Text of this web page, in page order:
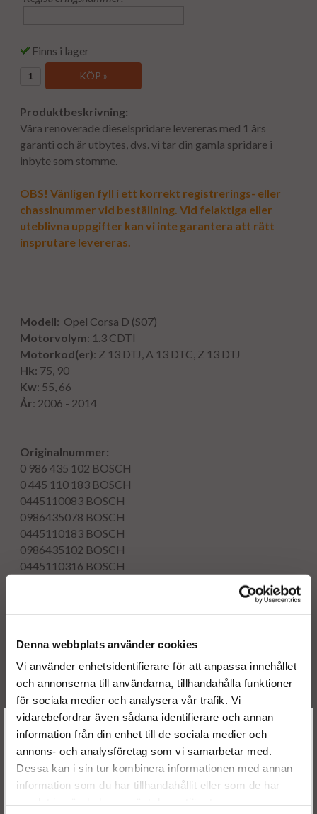
Denna webbplats använder cookies
Vi använder enhetsidentifierare för att anpassa innehållet
och annonserna till användarna, tillhandahålla funktioner
för sociala medier och analysera vår trafik. Vi
vidarebefordrar även sådana identifierare och annan
information från din enhet till de sociala medier och
annons- och analysföretag som vi samarbetar med.
Dessa kan i sin tur kombinera informationen med annan
information som du har tillhandahållit eller som de har
Finns i lager
KÖP »
Produktbeskrivning:
Våra renoverade dieselspridare levereras med 1 års
garanti och är utbytes, dvs. vi tar din gamla spridare i
inbyte som stomme.
OBS! Vänligen fyll i ett korrekt registrerings- eller
chassinummer vid beställning. Vid felaktiga eller
uteblivna uppgifter kan vi inte garantera att rätt
insprutare levereras.
Modell: Opel Corsa D (S07)
Motorvolym: 1.3 CDTI
Motorkod(er): Z 13 DTJ, A 13 DTC, Z 13 DTJ
Hk: 75, 90
Kw: 55, 66
År: 2006 - 2014
Originalnummer:
0 986 435 102 BOSCH
0 445 110 183 BOSCH
0445110083 BOSCH
0986435078 BOSCH
0445110183 BOSCH
0986435102 BOSCH
0445110316 BOSCH
0986435298BOSCH
0000071794966
55197124
55197875
71794966
55197124
93183910
93183910
55197124
Välkommen till
Dieselspecialisten.se
För att förbättra din upplevelse på vår hemsida ber vi dig
välja vilken kategori du tillhör